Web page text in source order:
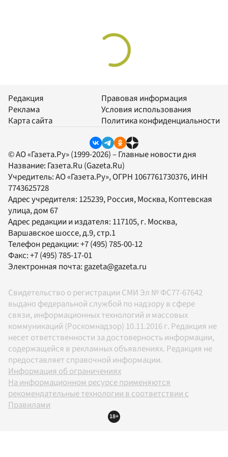
Редакция
Реклама
Карта сайта
Правовая информация
Условия использования
Политика конфиденциальности
© АО «Газета.Ру» (1999-2026) – Главные новости дня
Название: Газета.Ru (Gazeta.Ru)
Учредитель:АО «Газета.Ру», ОГРН 1067761730376, ИНН
7743625728
Адрес учредителя: 125239, Россия, Москва, Коптевская
улица, дом 67
Адрес редакции и издателя: 117105, г. Москва,
Варшавское шоссе, д.9, стр.1
Телефон редакции:+7 (495) 785-00-12
Факс:+7 (495) 785-17-01
Электронная почта:gazeta@gazeta.ru
Свидетельство о регистрации СМИ Эл № ФС77-67642
выдано федеральной службой по надзору в сфере
связи, информационных технологий и массовых
коммуникаций (Роскомнадзор) 10.11.2016 г. Редакция не
несет ответственности за достоверность информации,
содержащейся в рекламных объявлениях. Редакция не
предоставляет справочной информации.
Информация об ограничениях
На информационном ресурсе применяются
рекомендательные технологии в соответствии с
Правилами
18+